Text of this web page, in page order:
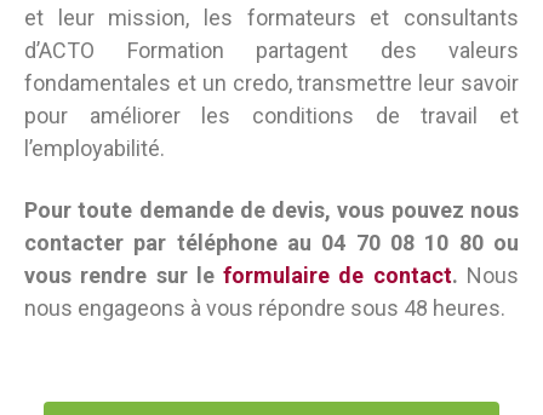
et leur mission, les formateurs et consultants
d’ACTO Formation partagent des valeurs
fondamentales et un credo, transmettre leur savoir
pour améliorer les conditions de travail et
l’employabilité.
Pour toute demande de devis, vous pouvez nous
contacter par téléphone au 04 70 08 10 80 ou
vous rendre sur leformulaire de contact. Nous
nous engageons à vous répondre sous 48 heures.